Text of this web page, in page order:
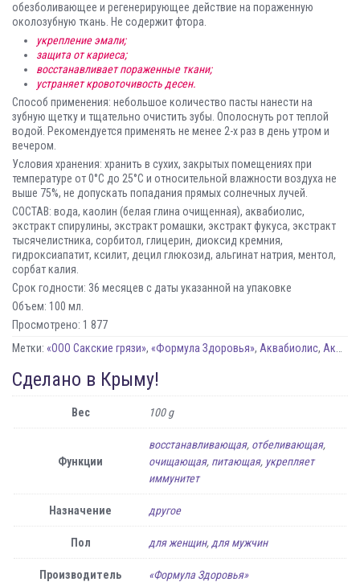
обезболивающее и регенерирующее действие на пораженную
околозубную ткань. Не содержит фтора.
укрепление эмали;
защита от кариеса;
восстанавливает пораженные ткани;
устраняет кровоточивость десен.
Способ применения: небольшое количество пасты нанести на
зубную щетку и тщательно очистить зубы. Ополоснуть рот теплой
водой. Рекомендуется применять не менее 2-х раз в день утром и
вечером.
Условия хранения: хранить в сухих, закрытых помещениях при
температуре от 0°С до 25°С и относительной влажности воздуха не
выше 75%, не допускать попадания прямых солнечных лучей.
СОСТАВ: вода, каолин (белая глина очищенная), аквабиолис,
экстракт спирулины, экстракт ромашки, экстракт фукуса, экстракт
тысячелистника, сорбитол, глицерин, диоксид кремния,
гидроксиапатит, ксилит, децил глюкозид, альгинат натрия, ментол,
сорбат калия.
Срок годности: 36 месяцев с даты указанной на упаковке
Объем: 100 мл.
Просмотрено: 1 877
Метки: «ООО Сакские грязи», «Формула Здоровья», Аквабиолис, Акция сидим дома
Сделано в Крыму!
Вес 100 g
Функции
восстанавливающая, отбеливающая,
очищающая, питающая, укрепляет
иммунитет
Назначение другое
Пол для женщин, для мужчин
Производитель «Формула Здоровья»